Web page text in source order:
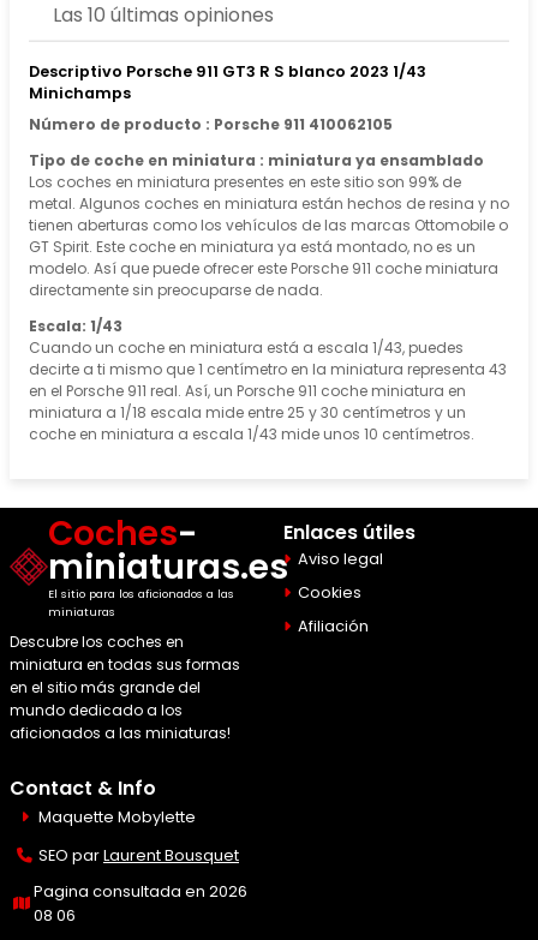
Las 10 últimas opiniones
Descriptivo Porsche 911 GT3 R S blanco 2023 1/43
Minichamps
Número de producto : Porsche 911 410062105
Tipo de coche en miniatura : miniatura ya ensamblado
Los coches en miniatura presentes en este sitio son 99% de
metal. Algunos coches en miniatura están hechos de resina y no
tienen aberturas como los vehículos de las marcas Ottomobile o
GT Spirit. Este coche en miniatura ya está montado, no es un
modelo. Así que puede ofrecer este Porsche 911 coche miniatura
directamente sin preocuparse de nada.
Escala: 1/43
Cuando un coche en miniatura está a escala 1/43, puedes
decirte a ti mismo que 1 centímetro en la miniatura representa 43
en el Porsche 911 real. Así, un Porsche 911 coche miniatura en
miniatura a 1/18 escala mide entre 25 y 30 centímetros y un
coche en miniatura a escala 1/43 mide unos 10 centímetros.
Coches-
miniaturas.es
El sitio para los aficionados a las
miniaturas
Descubre los coches en
miniatura en todas sus formas
en el sitio más grande del
mundo dedicado a los
aficionados a las miniaturas!
Enlaces útiles
Aviso legal
Cookies
Afiliación
Contact & Info
Maquette Mobylette
SEO parLaurent Bousquet
Pagina consultada en 2026
08 06